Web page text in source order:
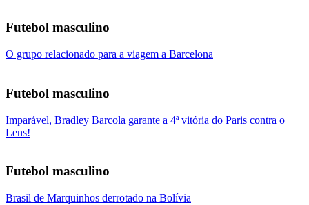
Futebol masculino
O grupo relacionado para a viagem a Barcelona
Futebol masculino
Imparável, Bradley Barcola garante a 4ª vitória do Paris contra o
Lens!
Futebol masculino
Brasil de Marquinhos derrotado na Bolívia